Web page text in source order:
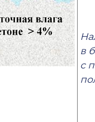
в
с